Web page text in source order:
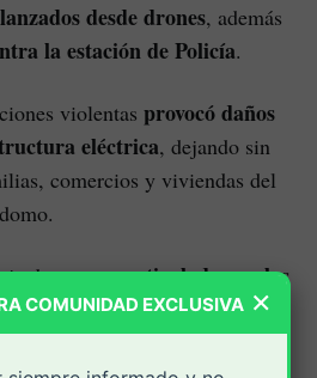
desde drones, además
la estación de Policía.
violentas provocó daños
eléctrica, dejando sin
comercios y viviendas del
de maneraarticulada con las
, priorizando el
tan pronto existan las
×
COMUNIDAD EXCLUSIVA